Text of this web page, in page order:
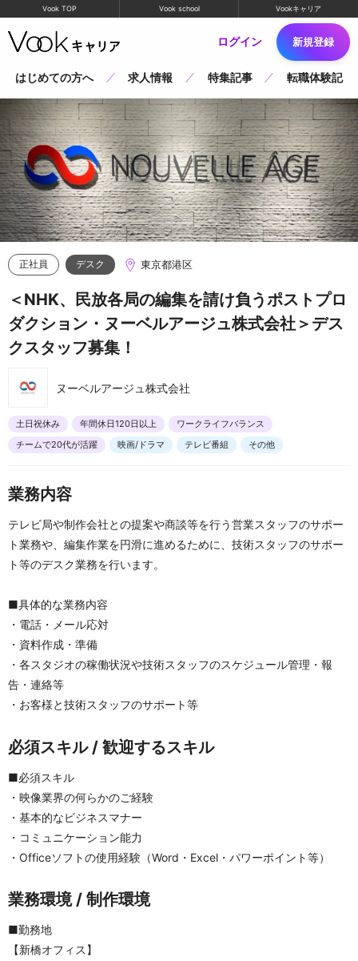
Vook TOP Vook school Vookキャリア
ログイン 新規登録
はじめての方へ 求人情報 特集記事 転職体験記
正社員 デスク 東京都港区
＜NHK、民放各局の編集を請け負うポストプロ
ダクション・ヌーベルアージュ株式会社＞デス
クスタッフ募集！
ヌーベルアージュ株式会社
土日祝休み 年間休日120日以上
ワークライフバランス
チームで20代が活躍
映画/ドラマ テレビ番組 その他
業務内容
テレビ局や制作会社との提案や商談等を行う営業スタッフのサポー
ト業務や、編集作業を円滑に進めるために、技術スタッフのサポー
ト等のデスク業務を行います。
■具体的な業務内容
・電話・メール応対
・資料作成・準備
・各スタジオの稼働状況や技術スタッフのスケジュール管理・報
告・連絡等
・お客様と技術スタッフのサポート等
必須スキル / 歓迎するスキル
■必須スキル
・映像業界の何らかのご経験
・基本的なビジネスマナー
・コミュニケーション能力
・Officeソフトの使用経験（Word・Excel・パワーポイント等）
業務環境 / 制作環境
■勤務地
【新橋オフィス】